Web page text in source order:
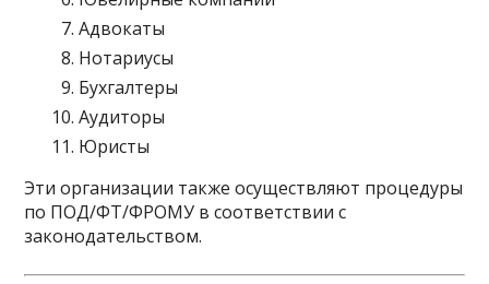
Адвокаты
Нотариусы
Бухгалтеры
Аудиторы
Юристы
Эти организации также осуществляют процедуры
по ПОД/ФТ/ФРОМУ в соответствии с
законодательством.